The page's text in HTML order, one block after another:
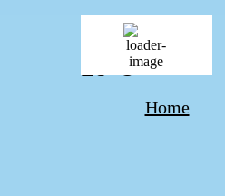
25°C
Home